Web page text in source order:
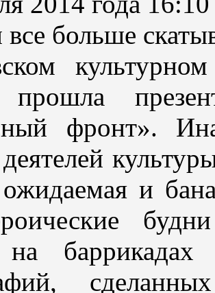
больше
прошла
фронт».
и
будни
на